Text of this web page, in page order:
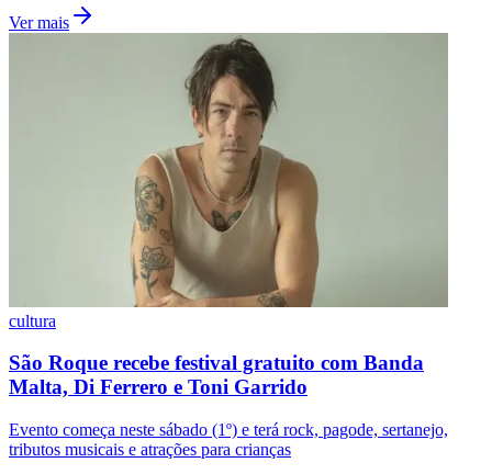
São Roque recebe festival gratuito com Banda
Evento começa neste sábado (1º) e terá rock, pagode, sertanejo,
tributos musicais e atrações para crianças
Ler matéria